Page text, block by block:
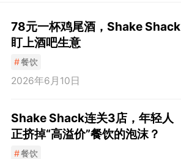
78元一杯鸡尾酒，Shake Shack
盯上酒吧生意
#餐饮
2026年6月10日
Shake Shack连关3店，年轻人
正挤掉“高溢价”餐饮的泡沫？
#餐饮